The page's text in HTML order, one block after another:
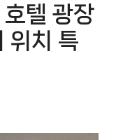
텔 광장
위치 특